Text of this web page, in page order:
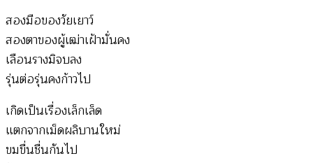
สองมือของวัยเยาว์
สองตาของผู้เฒ่าเฝ้ามั่นคง
เลือนรางมิจบลง
รุ่นต่อรุ่นคงก้าวไป
เกิดเป็นเรื่องเล็กเล็ด
แตกจากเม็ดผลิบานใหม่
ขมขื่นชื่นกันไป